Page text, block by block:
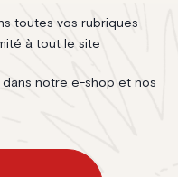
toutes vos rubriques
à tout le site
notre e-shop et nos